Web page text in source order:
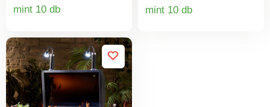
működik, 50 cm-es
mint 10 db
Termékinformációkvilágítási mód.
mint 10 db